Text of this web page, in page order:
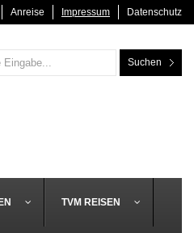
Anreise Impressum Datenschutz
Suchen
TVM REISEN